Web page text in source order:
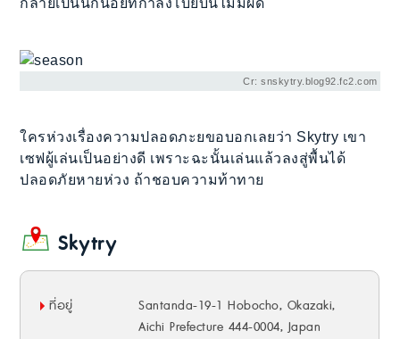
กลายเป็นนกน้อยที่กำลังโบยบินไม่มีผิด
Cr: snskytry.blog92.fc2.com
ใครห่วงเรื่องความปลอดภะยขอบอกเลยว่า Skytry เขา
เซฟผู้เล่นเป็นอย่างดี เพราะฉะนั้นเล่นแล้วลงสู่พื้นได้
ปลอดภัยหายห่วง ถ้าชอบความท้าทาย
Skytry
ที่อยู่
Santanda-19-1 Hobocho, Okazaki,
Aichi Prefecture 444-0004, Japan